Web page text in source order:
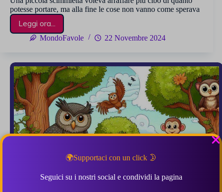
🌍Supportaci con un click 🌛
Seguici su i nostri social e condividi la pagina
potesse portare, ma alla fine le cose non vanno come sperava
Leggi ora...
La
Scimmia
i
Piselli
3 (1)
MondoFavole 22 Novembre 2024